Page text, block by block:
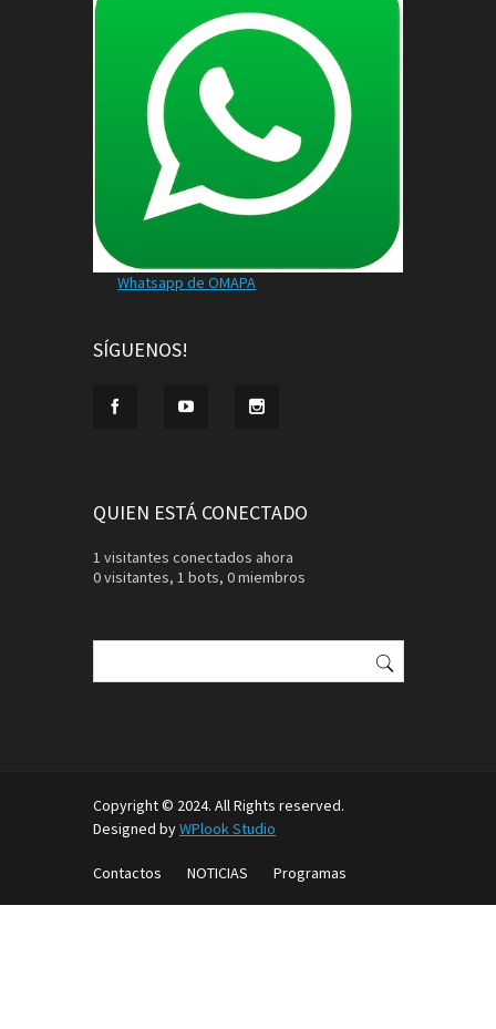
Whatsapp de OMAPA
SÍGUENOS!
QUIEN ESTÁ CONECTADO
1 visitantes conectados ahora
0 visitantes, 1 bots, 0 miembros
Buscar:
Copyright © 2024. All Rights reserved.
Designed byWPlook Studio
Contactos NOTICIAS Programas